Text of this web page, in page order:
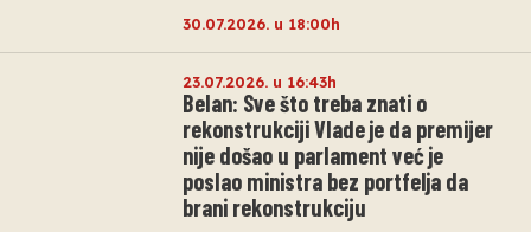
30.07.2026. u 18:00h
23.07.2026. u 16:43h
Belan: Sve što treba znati o
rekonstrukciji Vlade je da premijer
nije došao u parlament već je
poslao ministra bez portfelja da
brani rekonstrukciju